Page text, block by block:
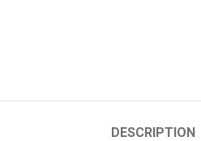
DESCRIPTION